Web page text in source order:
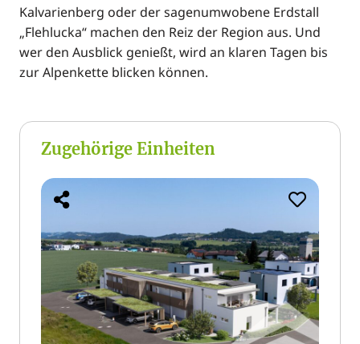
Kalvarienberg oder der sagenumwobene Erdstall
„Flehlucka“ machen den Reiz der Region aus. Und
wer den Ausblick genießt, wird an klaren Tagen bis
zur Alpenkette blicken können.
Zugehörige Einheiten